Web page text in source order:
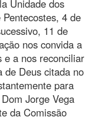
Unidade dos
4 de
11 de
nos convida a
e a nos reconciliar
de Deus citada no
para
Jorge Vega
da Comissão